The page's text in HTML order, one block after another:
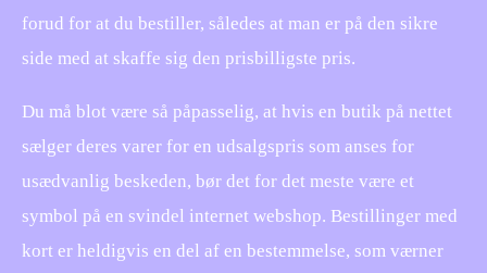
forud for at du bestiller, således at man er på den sikre
side med at skaffe sig den prisbilligste pris.
Du må blot være så påpasselig, at hvis en butik på nettet
sælger deres varer for en udsalgspris som anses for
usædvanlig beskeden, bør det for det meste være et
symbol på en svindel internet webshop. Bestillinger med
kort er heldigvis en del af en bestemmelse, som værner